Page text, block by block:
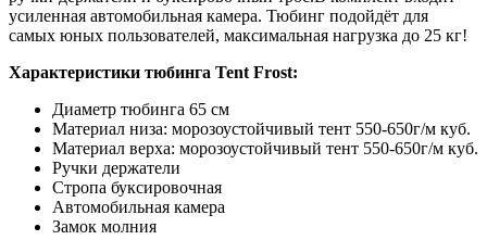
усиленная автомобильная камера. Тюбинг подойдёт для
самых юных пользователей, максимальная нагрузка до 25 кг!
Характеристики тюбинга Tent Frost:
Диаметр тюбинга 65 см
Материал низа: морозоустойчивый тент 550-650г/м куб.
Материал верха: морозоустойчивый тент 550-650г/м куб.
Ручки держатели
Стропа буксировочная
Автомобильная камера
Замок молния